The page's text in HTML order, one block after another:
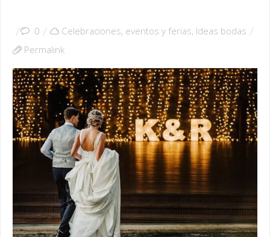
0 Celebraciones, eventos y ferias, Ideas bodas
Permalink